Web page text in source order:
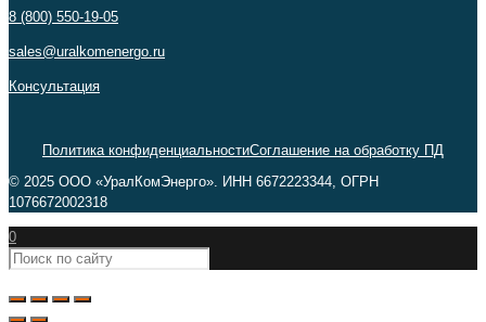
8 (800) 550-19-05
sales@uralkomenergo.ru
Консультация
Политика конфиденциальностиСоглашение на обработку ПД
© 2025 ООО «УралКомЭнерго». ИНН 6672223344, ОГРН
1076672002318
0